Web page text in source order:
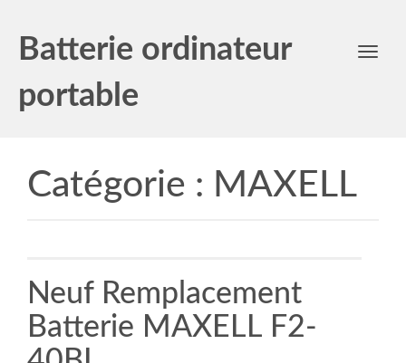
Batterie ordinateur
portable
Toggle
Catégorie : MAXELL
Neuf Remplacement
Batterie MAXELL F2-